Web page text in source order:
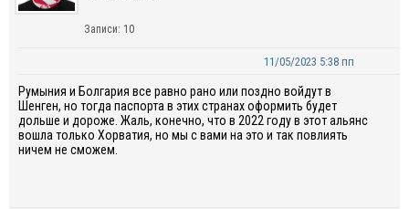
Записи: 10
11/05/2023 5:38 пп
Румыния и Болгария все равно рано или поздно войдут в
Шенген, но тогда паспорта в этих странах оформить будет
дольше и дороже. Жаль, конечно, что в 2022 году в этот альянс
вошла только Хорватия, но мы с вами на это и так повлиять
ничем не сможем.